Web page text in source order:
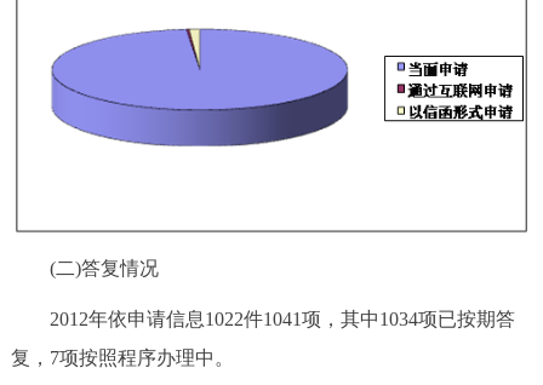
(二)答复情况
2012年依申请信息1022件1041项，其中1034项已按期答
复，7项按照程序办理中。